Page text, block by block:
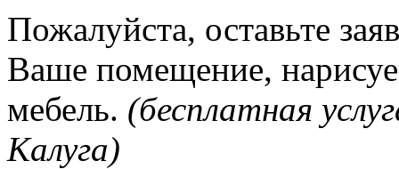
Пожалуйста, оставьте
Ваше помещение,
мебель. (бесплатная
Калуга)